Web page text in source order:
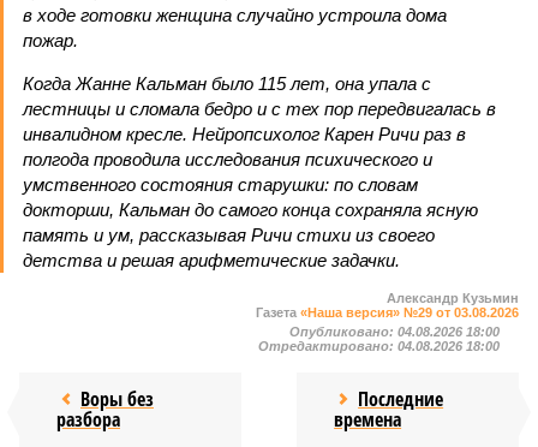
в ходе готовки женщина случайно устроила дома
пожар.
Когда Жанне Кальман было 115 лет, она упала с
лестницы и сломала бедро и с тех пор передвигалась в
инвалидном кресле. Нейропсихолог Карен Ричи раз в
полгода проводила исследования психического и
умственного состояния старушки: по словам
докторши, Кальман до самого конца сохраняла ясную
память и ум, рассказывая Ричи стихи из своего
детства и решая арифметические задачки.
Александр Кузьмин
Газета «Наша версия» №29 от 03.08.2026
Опубликовано: 04.08.2026 18:00
Отредактировано: 04.08.2026 18:00
Воры без
разбора
Последние
времена